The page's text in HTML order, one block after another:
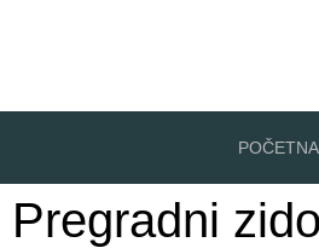
POČETNA
Pregradni